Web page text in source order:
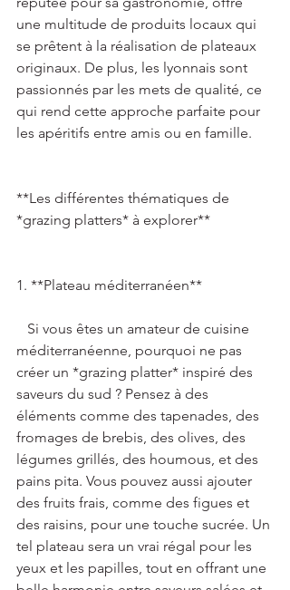
une multitude de produits locaux qui
se prêtent à la réalisation de plateaux
originaux. De plus, les lyonnais sont
passionnés par les mets de qualité, ce
qui rend cette approche parfaite pour
les apéritifs entre amis ou en famille.
**Les différentes thématiques de
*grazing platters* à explorer**
1. **Plateau méditerranéen**
méditerranéenne, pourquoi ne pas
créer un *grazing platter* inspiré des
saveurs du sud ? Pensez à des
éléments comme des tapenades, des
fromages de brebis, des olives, des
légumes grillés, des houmous, et des
pains pita. Vous pouvez aussi ajouter
des fruits frais, comme des figues et
des raisins, pour une touche sucrée. Un
tel plateau sera un vrai régal pour les
yeux et les papilles, tout en offrant une